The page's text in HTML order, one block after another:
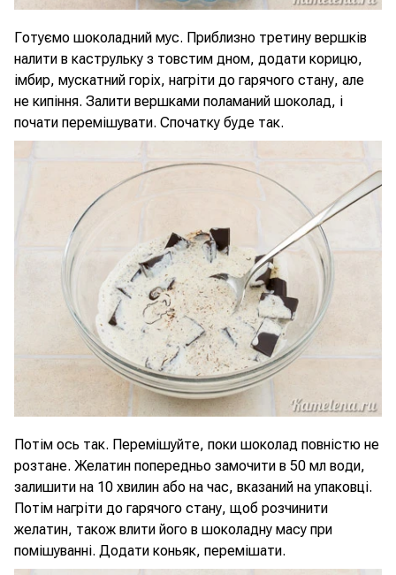
Готуємо шоколадний мус. Приблизно третину вершків
налити в каструльку з товстим дном, додати корицю,
імбир, мускатний горіх, нагріти до гарячого стану, але
не кипіння. Залити вершками поламаний шоколад, і
почати перемішувати. Спочатку буде так.
Потім ось так. Перемішуйте, поки шоколад повністю не
розтане. Желатин попередньо замочити в 50 мл води,
залишити на 10 хвилин або на час, вказаний на упаковці.
Потім нагріти до гарячого стану, щоб розчинити
желатин, також влити його в шоколадну масу при
помішуванні. Додати коньяк, перемішати.